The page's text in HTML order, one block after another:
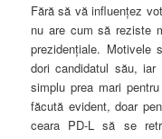
Fără să vă influenţez
nu are cum să reziste
prezidenţiale. Motivele
dori candidatul său,
simplu prea mari
făcută evident, doar
ceara PD-L să se